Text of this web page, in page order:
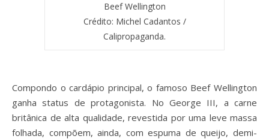
Beef Wellington
Crédito: Michel Cadantos /
Calipropaganda.
Compondo o cardápio principal, o famoso Beef Wellington
ganha status de protagonista. No George III, a carne
britânica de alta qualidade, revestida por uma leve massa
folhada, compõem, ainda, com espuma de queijo, demi-